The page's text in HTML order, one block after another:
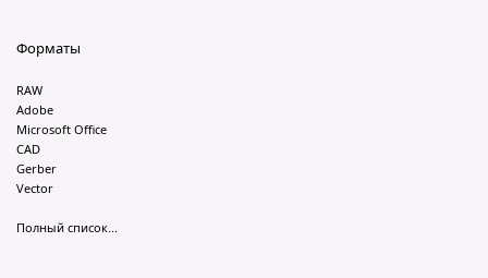
Форматы
RAW
Adobe
Microsoft Office
CAD
Gerber
Vector
Полный список...